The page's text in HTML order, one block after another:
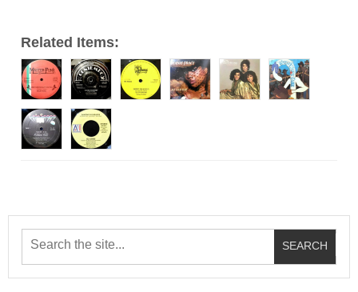
Related Items: